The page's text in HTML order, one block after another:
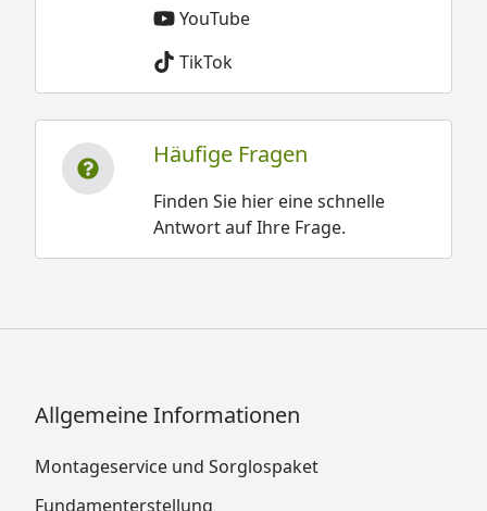
YouTube
TikTok
Häufige Fragen
Finden Sie hier eine schnelle
Antwort auf Ihre Frage.
Allgemeine Informationen
Montageservice und Sorglospaket
Fundamenterstellung